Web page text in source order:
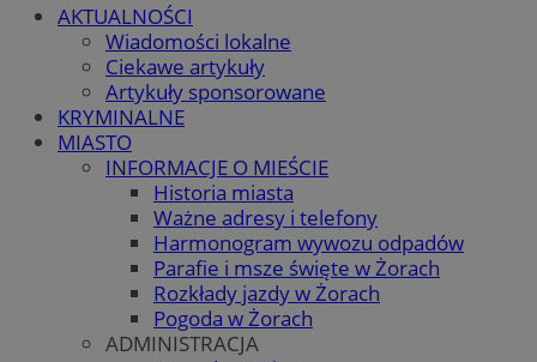
AKTUALNOŚCI
Wiadomości lokalne
Ciekawe artykuły
Artykuły sponsorowane
KRYMINALNE
MIASTO
INFORMACJE O MIEŚCIE
Historia miasta
Ważne adresy i telefony
Harmonogram wywozu odpadów
Parafie i msze święte w Żorach
Rozkłady jazdy w Żorach
Pogoda w Żorach
ADMINISTRACJA